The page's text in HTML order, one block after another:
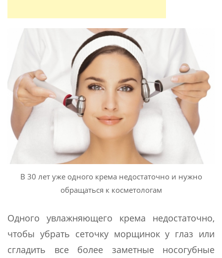
В 30 лет уже одного крема недостаточно и нужно
обращаться к косметологам
Одного увлажняющего крема недостаточно,
чтобы убрать сеточку морщинок у глаз или
сгладить все более заметные носогубные